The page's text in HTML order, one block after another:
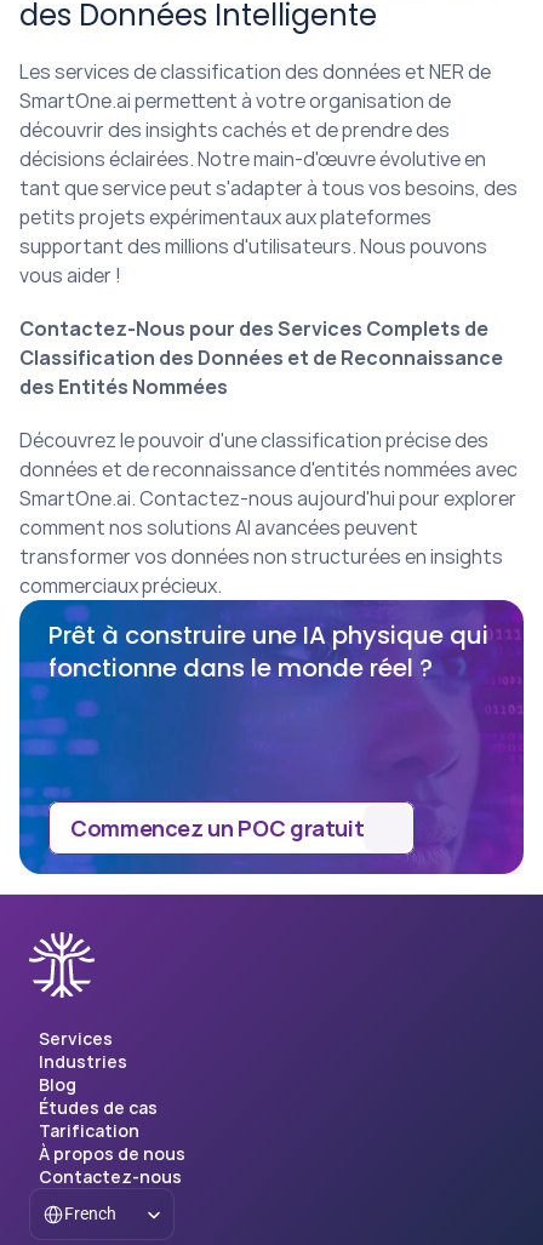
des Données Intelligente
Les services de classification des données et NER de
SmartOne.ai permettent à votre organisation de
découvrir des insights cachés et de prendre des
décisions éclairées. Notre main-d'œuvre évolutive en
tant que service peut s'adapter à tous vos besoins, des
petits projets expérimentaux aux plateformes
supportant des millions d'utilisateurs. Nous pouvons
vous aider !
Contactez-Nous pour des Services Complets de
Classification des Données et de Reconnaissance
des Entités Nommées
Découvrez le pouvoir d'une classification précise des
données et de reconnaissance d'entités nommées avec
SmartOne.ai. Contactez-nous aujourd'hui pour explorer
comment nos solutions AI avancées peuvent
transformer vos données non structurées en insights
commerciaux précieux.
Prêt à construire une IA physique qui
fonctionne dans le monde réel ?
Commencez un POC gratuit
Services
Industries
Blog
Études de cas
Tarification
À propos de nous
Contactez-nous
French